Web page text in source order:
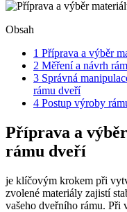
Obsah
1 Příprava a výběr
2 Měření a návrh
3 Správná
rámu dveří
4 Postup výroby
Příprava a
rámu dveří
je klíčovým krokem při
zvolené materiály zajistí
vašeho dveřního rámu. Při